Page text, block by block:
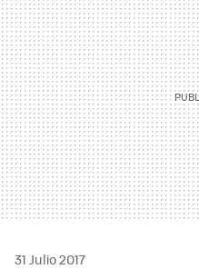
31 Julio 2017